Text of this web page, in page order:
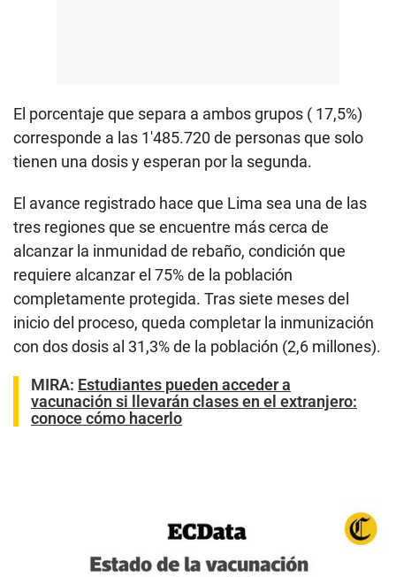
El porcentaje que separa a ambos grupos ( 17,5%)
corresponde a las 1′485.720 de personas que solo
tienen una dosis y esperan por la segunda.
El avance registrado hace que Lima sea una de las
tres regiones que se encuentre más cerca de
alcanzar la inmunidad de rebaño, condición que
requiere alcanzar el 75% de la población
completamente protegida. Tras siete meses del
inicio del proceso, queda completar la inmunización
con dos dosis al 31,3% de la población (2,6 millones).
MIRA: Estudiantes pueden acceder a
vacunación si llevarán clases en el extranjero:
conoce cómo hacerlo